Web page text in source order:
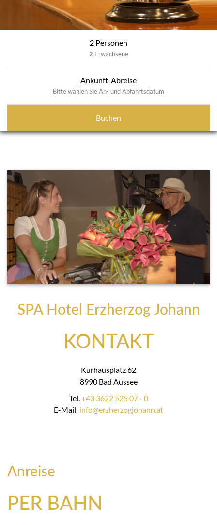
2 Personen
2 Erwachsene
Ankunft-Abreise
Bitte wählen Sie An- und Abfahrtsdatum
Buchen
SPA Hotel Erzherzog Johann
KONTAKT
Kurhausplatz 62
8990 Bad Aussee
Tel.+43 3622 525 07 - 0
E-Mail: info@erzherzogjohann.at
Anreise
PER BAHN